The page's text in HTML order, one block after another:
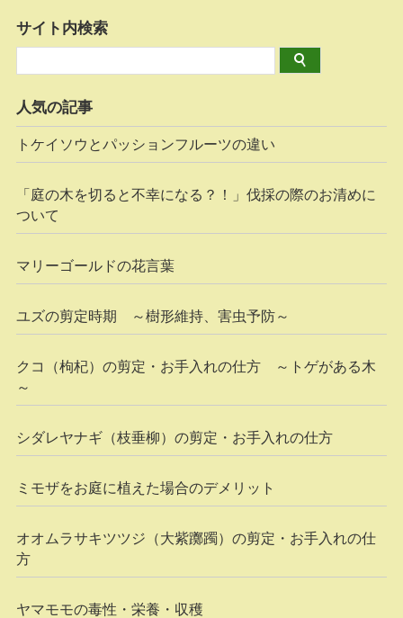
サイト内検索
人気の記事
トケイソウとパッションフルーツの違い
「庭の木を切ると不幸になる？！」伐採の際のお清めに
ついて
マリーゴールドの花言葉
ユズの剪定時期 ～樹形維持、害虫予防～
クコ（枸杞）の剪定・お手入れの仕方 ～トゲがある木
～
シダレヤナギ（枝垂柳）の剪定・お手入れの仕方
ミモザをお庭に植えた場合のデメリット
オオムラサキツツジ（大紫躑躅）の剪定・お手入れの仕
方
ヤマモモの毒性・栄養・収穫